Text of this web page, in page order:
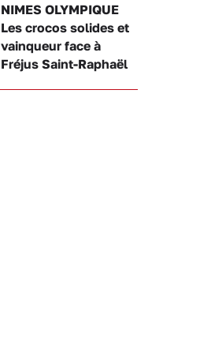
NIMES OLYMPIQUE
Les crocos solides et
vainqueur face à
Fréjus Saint-Raphaël